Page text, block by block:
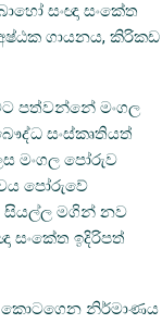
සංඥා සංකේත
ගායනය, කිරිකඩ
පත්වන්නේ මංගල
සංස්‌කෘතියත්
මංගල පෝරුව
පෝරුවේ
සියල්ල මගින් නව
සංකේත ඉදිරිපත්
කොටගෙන නිර්මාණය